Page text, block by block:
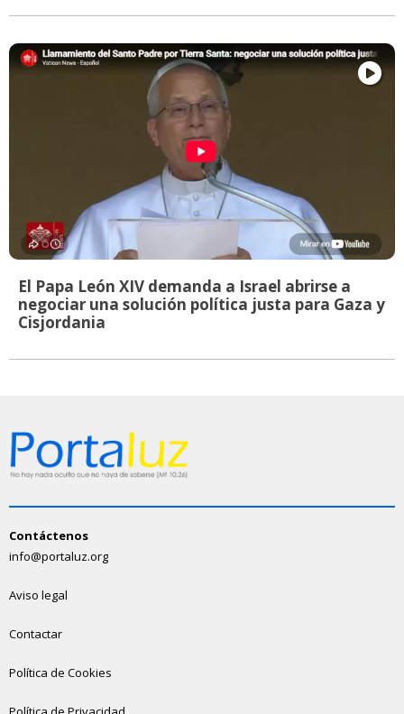
El Papa León XIV demanda a Israel abrirse a
negociar una solución política justa para Gaza y
Cisjordania
Contáctenos
info@portaluz.org
Aviso legal
Contactar
Política de Cookies